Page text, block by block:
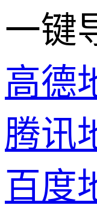
一键
高德
腾讯
百度